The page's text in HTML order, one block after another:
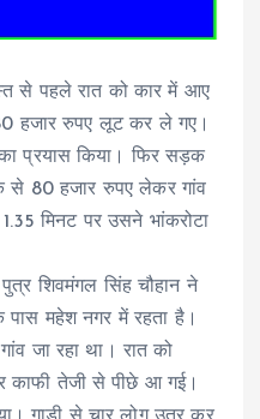
से पहले रात को कार में आए
हजार रुपए लूट कर ले गए।
प्रयास किया। फिर सड़क
से 80 हजार रुपए लेकर गांव
मिनट पर उसने भांकरोटा
शिवमंगल सिंह चौहान ने
पास महेश नगर में रहता है।
जा रहा था। रात को
काफी तेजी से पीछे आ गई।